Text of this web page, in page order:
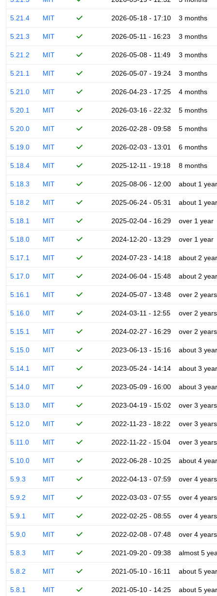
5.21.4 MIT 2026-05-18 - 17:10 3 months
5.21.3 MIT 2026-05-11 - 16:23 3 months
5.21.2 MIT 2026-05-08 - 11:49 3 months
5.21.1 MIT 2026-05-07 - 19:24 3 months
5.21.0 MIT 2026-04-23 - 17:25 4 months
5.20.1 MIT 2026-03-16 - 22:32 5 months
5.20.0 MIT 2026-02-28 - 09:58 5 months
5.19.0 MIT 2026-02-03 - 13:01 6 months
5.18.4 MIT 2025-12-11 - 19:18 8 months
5.18.3 MIT 2025-08-06 - 12:00 about 1 year
5.18.2 MIT 2025-06-24 - 05:31 about 1 year
5.18.1 MIT 2025-02-04 - 16:29 over 1 year
5.18.0 MIT 2024-12-20 - 13:29 over 1 year
5.17.1 MIT 2024-07-23 - 14:18 about 2
5.17.0 MIT 2024-06-04 - 15:48 about 2
5.16.1 MIT 2024-05-07 - 13:48 over 2 years
5.16.0 MIT 2024-03-11 - 12:55 over 2 years
5.15.1 MIT 2024-02-27 - 16:29 over 2 years
5.15.0 MIT 2023-06-13 - 15:16 about 3
5.14.1 MIT 2023-05-24 - 14:14 about 3
5.14.0 MIT 2023-05-09 - 16:00 about 3
5.13.0 MIT 2023-04-19 - 15:02 over 3 years
5.12.0 MIT 2022-11-23 - 18:22 over 3 years
5.11.0 MIT 2022-11-22 - 15:04 over 3 years
5.10.0 MIT 2022-06-28 - 10:25 about 4
5.9.3 MIT 2022-04-13 - 07:59 over 4 years
5.9.2 MIT 2022-03-03 - 07:55 over 4 years
5.9.1 MIT 2022-02-25 - 08:55 over 4 years
5.9.0 MIT 2022-02-08 - 07:48 over 4 years
5.8.3 MIT 2021-09-20 - 09:38 almost 5
5.8.2 MIT 2021-05-10 - 16:11 about 5
5.8.1 MIT 2021-05-10 - 14:25 about 5